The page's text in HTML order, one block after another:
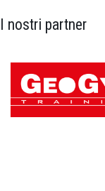
I nostri partner